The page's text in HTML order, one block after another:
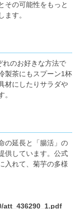
その可能性をもっと
す。
れのお好きな方法で
製茶にもスプーン1杯
材にしたりサラダや
の延長と「腸活」の
供しています。公式
入れて、菊芋の多様
att_436290_1.pdf